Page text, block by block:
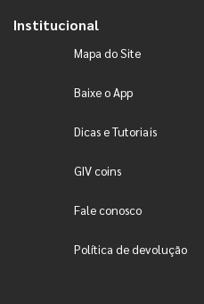
Institucional
Mapa do Site
Baixe o App
Dicas e Tutoriais
GIV coins
Fale conosco
Política de devolução